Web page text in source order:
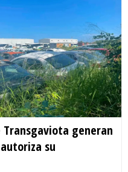
Transgaviota generan
su